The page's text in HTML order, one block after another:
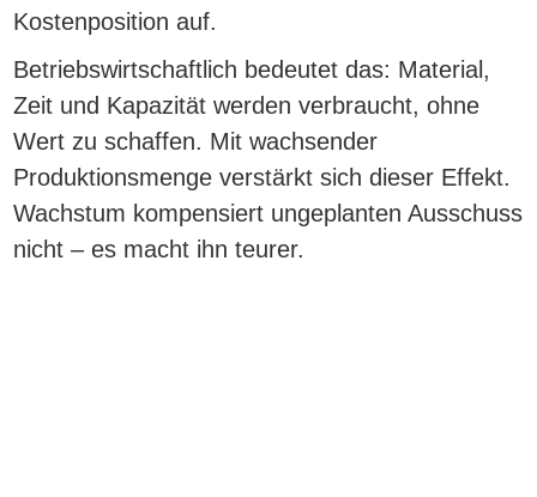
Kostenposition auf.
Betriebswirtschaftlich bedeutet das: Material,
Zeit und Kapazität werden verbraucht, ohne
Wert zu schaffen. Mit wachsender
Produktionsmenge verstärkt sich dieser Effekt.
Wachstum kompensiert ungeplanten Ausschuss
nicht – es macht ihn teurer.